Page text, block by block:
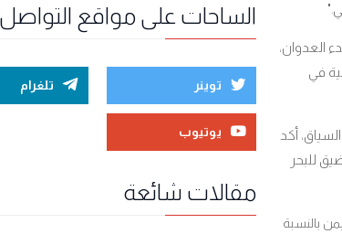
".
العدوان،
في
أكد
للبحر
بالنسبة
الساحات على مواقع التواصل
توينر تلغرام
يوتيوب
مقالات شائعة